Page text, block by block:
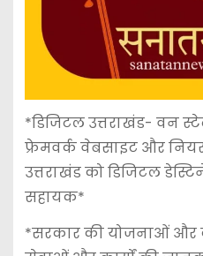
*डिजिटल उत्तराखंड- वन
फ्रेमवर्क वेबसाइट और
उत्तराखंड को डिजिटल
सहायक*
*सरकार की योजनाओं और